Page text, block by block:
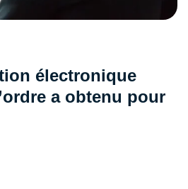
électronique
a obtenu pour